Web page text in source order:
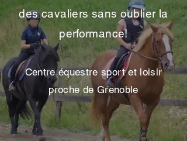
des cavaliers sans oublier la
performance!
Centre équestre sport et loisir
proche de Grenoble